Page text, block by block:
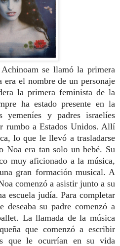
se llamó la primera
el nombre de un personaje
la primera feminista de la
ha estado presente en la
y padres israelíes
rumbo a Estados Unidos. Allí
lo que le llevó a trasladarse
Noa era tan solo un bebé. Su
muy aficionado a la música,
gran formación musical. A
comenzó a asistir junto a su
escuela judía. Para completar
deseaba su padre comenzó a
La llamada de la música
que comenzó a escribir
que le ocurrían en su vida